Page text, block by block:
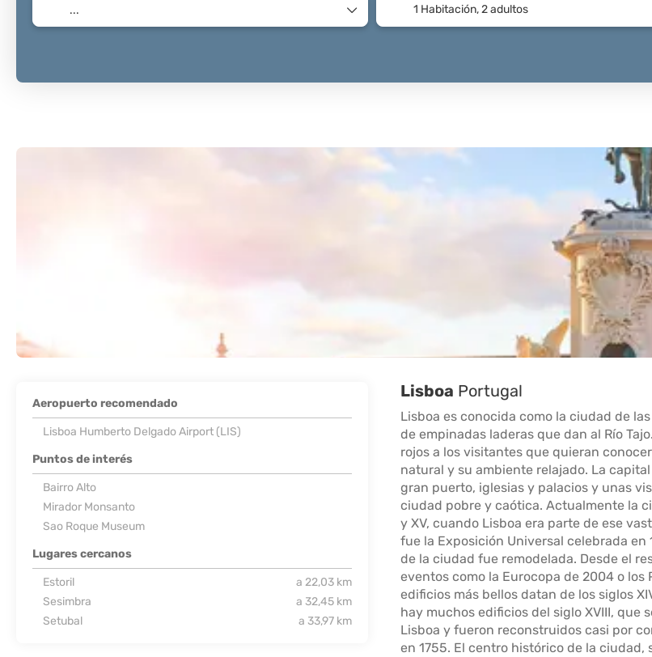
1 Habitación,2 adultos
Lisboa Portugal
Lisboa es conocida como la ciudad de
de empinadas laderas que dan al Río
rojos a los visitantes que quieran
natural y su ambiente relajado. La
gran puerto, iglesias y palacios y unas
ciudad pobre y caótica. Actualmente la
y XV, cuando Lisboa era parte de ese
fue la Exposición Universal celebrada
de la ciudad fue remodelada. Desde el
eventos como la Eurocopa de 2004 o los
edificios más bellos datan de los siglos
hay muchos edificios del siglo XVIII, que
Lisboa y fueron reconstruidos casi por
en 1755. El centro histórico de la
Aeropuerto recomendado
Lisboa Humberto Delgado Airport (LIS)
Puntos de interés
Bairro Alto
Mirador Monsanto
Sao Roque Museum
Lugares cercanos
Estoril
a 22,03 km
Sesimbra
a 32,45 km
Setubal
a 33,97 km